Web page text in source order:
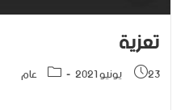
تعزية
23 يونيو 2021 عام